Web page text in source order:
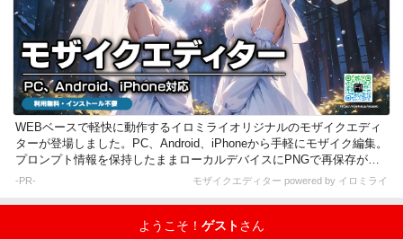
WEBベースで軽快に動作するイロミライオリジナルのモザイクエディ
ターが登場しました。PC、Android、iPhoneから手軽にモザイク編集。
プロンプト情報を保持したままローカルデバイスにPNGで再保存が可
能です。
-PR- モザイクエディター powered by イロミライ
ようこそ！ ゲストさん